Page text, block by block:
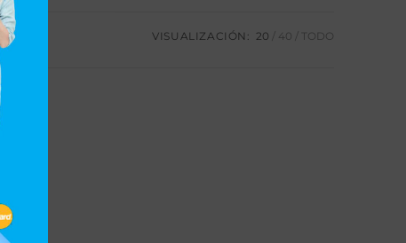
VISUALIZACIÓN: 20 40 TODO